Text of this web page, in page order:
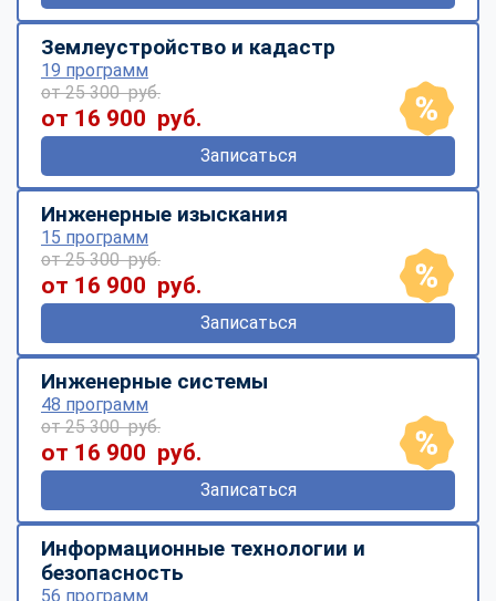
Землеустройство и кадастр
19 программ
от 25 300 руб.
от 16 900 руб.
Записаться
Инженерные изыскания
15 программ
от 25 300 руб.
от 16 900 руб.
Записаться
Инженерные системы
48 программ
от 25 300 руб.
от 16 900 руб.
Записаться
Информационные технологии и
безопасность
56 программ